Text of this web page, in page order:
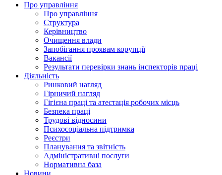
Про управління
Про управління
Структура
Керівництво
Очищення влади
Запобігання проявам корупції
Вакансії
Результати перевірки знань інспекторів праці
Діяльність
Ринковий нагляд
Гірничий нагляд
Гігієна праці та атестація робочих місць
Безпека праці
Трудові відносини
Психосоціальна підтримка
Реєстри
Планування та звітність
Адміністративні послуги
Нормативна база
Новини